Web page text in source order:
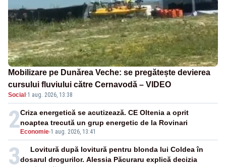
Mobilizare pe Dunărea Veche: se pregătește devierea
cursului fluviului către Cernavodă – VIDEO
Social ·1 aug. 2026, 13:38
2 Economie-1 aug. 2026, 13:41
Criza energetică se acutizează. CE Oltenia a oprit
noaptea trecută un grup energetic de la Rovinari
3
Lovitură după lovitură pentru blonda lui Coldea în
dosarul drogurilor. Alessia Păcuraru explică decizia